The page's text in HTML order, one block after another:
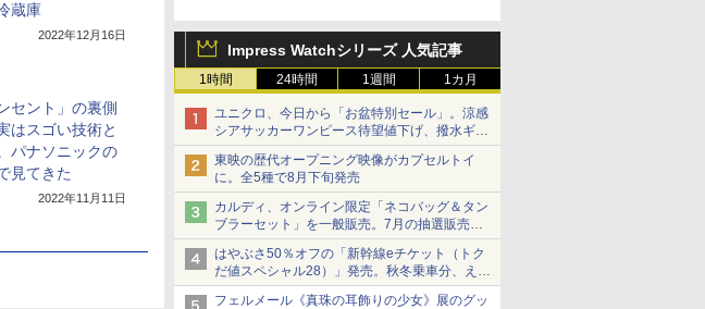
Impress Watchシリーズ 人気記事
1時間 24時間 1週間 1カ月
ユニクロ、今日から「お盆特別セール」。涼感
シアサッカーワンピース待望値下げ、撥水ギア
ショーツは1990円に
東映の歴代オープニング映像がカプセルトイ
に。全5種で8月下旬発売
カルディ、オンライン限定「ネコバッグ＆タン
ブラーセット」を一般販売。7月の抽選販売の
当選無効分
はやぶさ50％オフの「新幹線eチケット（トク
だ値スペシャル28）」発売。秋冬乗車分、えき
ねっと限定
フェルメール《真珠の耳飾りの少女》展のグッ
蔵庫
2022年12月16日
セント」の裏側
はスゴい技術と
パナソニックの
見てきた
2022年11月11日